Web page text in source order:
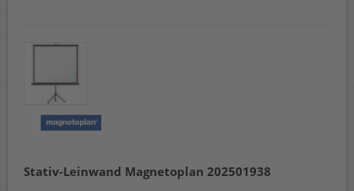
Stativ-Leinwand Magnetoplan 202501938